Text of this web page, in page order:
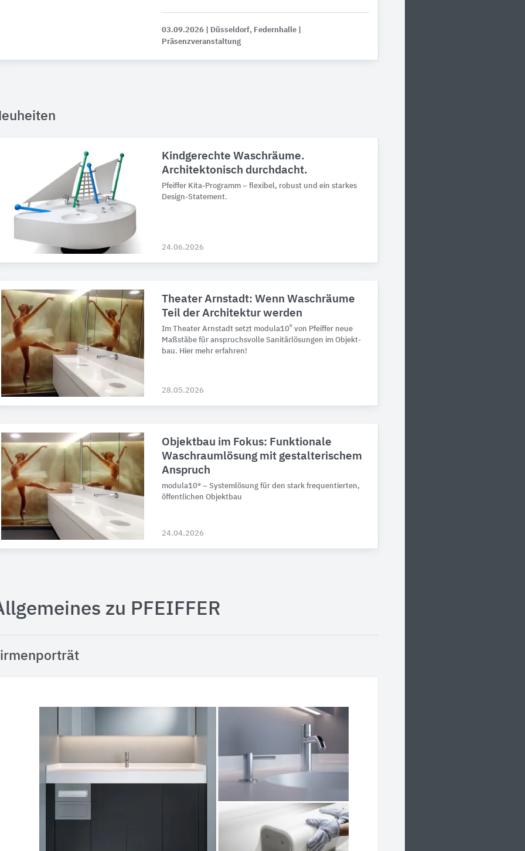
03.09.2026 | Düsseldorf, Federnhalle
Präsenzveranstaltung
Kindgerechte Waschräume.
Architektonisch durchdacht.
Pfeiffer Kita-Programm – flexi­bel, robust und ein starkes
Design-Statement.
24.06.2026
Theater Arnstadt: Wenn Waschräume
Teil der Architektur werden
Im Theater Arnstadt setzt modula10® von Pfeiffer neue
Maß­stäbe für an­spruchs­volle Sanitär­lösungen im Objekt­
bau. Hier mehr erfahren!
28.05.2026
Objektbau im Fokus: Funktionale
Waschraumlösung mit gestalterischem
Anspruch
modula10® – Systemlösung für den stark frequentierten,
öffentlichen Objektbau
24.04.2026
zu PFEIFFER